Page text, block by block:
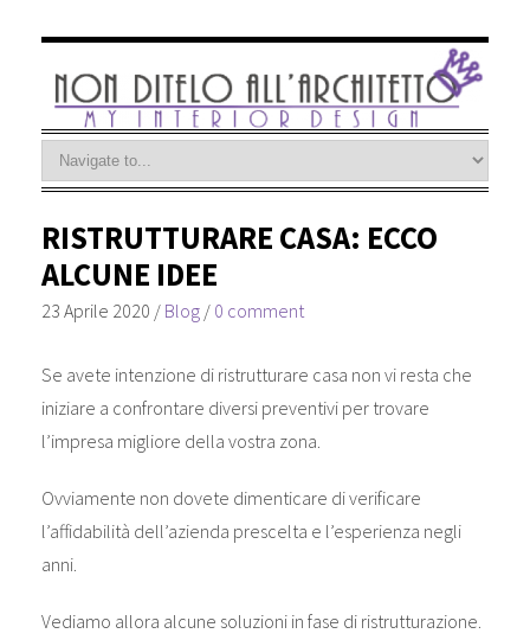
RISTRUTTURARE CASA: ECCO
ALCUNE IDEE
23 Aprile 2020 / Blog/ 0 comment
Se avete intenzione di ristrutturare casa non vi resta che
iniziare a confrontare diversi preventivi per trovare
l’impresa migliore della vostra zona.
Ovviamente non dovete dimenticare di verificare
l’affidabilità dell’azienda prescelta e l’esperienza negli
anni.
Vediamo allora alcune soluzioni in fase di ristrutturazione.